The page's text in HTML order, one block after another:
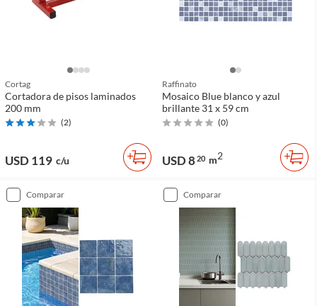
Cortag
Cortadora de pisos laminados
200 mm
(2)
USD 119 c/u
Raffinato
Mosaico Blue blanco y azul
brillante 31 x 59 cm
(0)
USD 820 m2
comparar comparar